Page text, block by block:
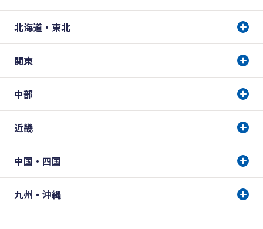
北海道・東北
関東
中部
近畿
中国・四国
九州・沖縄